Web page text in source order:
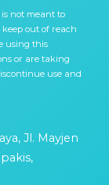
not meant to
keep out of reach
using this
or are taking
use and
Jl. Mayjen